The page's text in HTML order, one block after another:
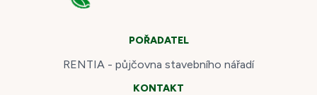
POŘADATEL
RENTIA - půjčovna stavebního nářadí
KONTAKT